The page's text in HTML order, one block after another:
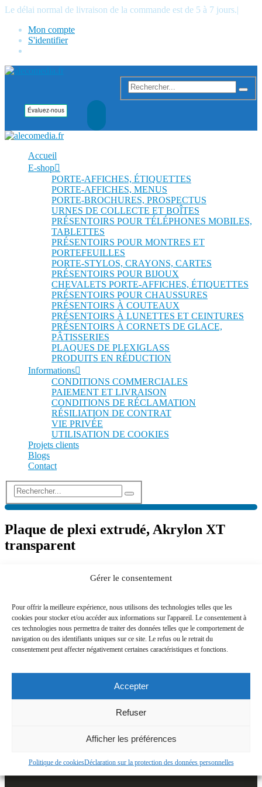
Gérer le consentement
Pour offrir la meilleure expérience, nous utilisons des technologies telles que les
cookies pour stocker et/ou accéder aux informations sur l'appareil. Le consentement à
ces technologies nous permettra de traiter des données telles que le comportement de
navigation ou des identifiants uniques sur ce site. Le refus ou le retrait du
consentement peut affecter négativement certaines caractéristiques et fonctions.
Accepter
Refuser
Afficher les préférences
Politique de cookiesDéclaration sur la protection des données personnelles
Le délai normal de livraison de la commande est de 5 à 7 jours.|
Mon compte
S'identifier
Accueil
E-shop
PORTE-AFFICHES, ÉTIQUETTES
PORTE-AFFICHES, MENUS
PORTE-BROCHURES, PROSPECTUS
URNES DE COLLECTE ET BOÎTES
PRÉSENTOIRS POUR TÉLÉPHONES MOBILES,
TABLETTES
PRÉSENTOIRS POUR MONTRES ET
PORTEFEUILLES
PORTE-STYLOS, CRAYONS, CARTES
PRÉSENTOIRS POUR BIJOUX
CHEVALETS PORTE-AFFICHES, ÉTIQUETTES
PRÉSENTOIRS POUR CHAUSSURES
PRÉSENTOIRS À COUTEAUX
PRÉSENTOIRS À LUNETTES ET CEINTURES
PRÉSENTOIRS À CORNETS DE GLACE,
PÂTISSERIES
PLAQUES DE PLEXIGLASS
PRODUITS EN RÉDUCTION
Informations
CONDITIONS COMMERCIALES
PAIEMENT ET LIVRAISON
CONDITIONS DE RÉCLAMATION
RÉSILIATION DE CONTRAT
VIE PRIVÉE
UTILISATION DE COOKIES
Projets clients
Blogs
Contact
Plaque de plexi extrudé, Akrylon XT
transparent
Plaque de plexi extrudé, Akrylon XT transparent
Nous contacter
infos@alecomedia.fr
LIENS UTILE